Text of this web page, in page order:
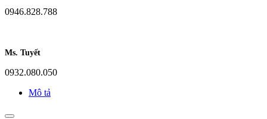
0946.828.788
Ms. Tuyết
0932.080.050
Mô tả